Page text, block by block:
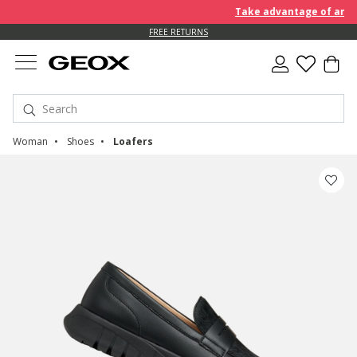
Take advantage of an
FREE RETURNS
Woman Shoes Loafers